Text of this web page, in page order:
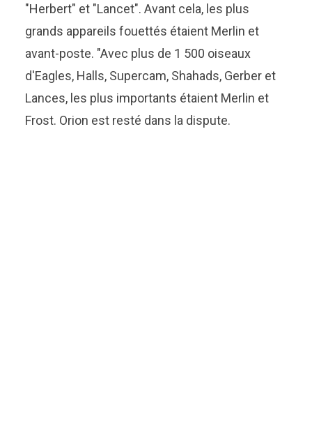
"Herbert" et "Lancet". Avant cela, les plus
grands appareils fouettés étaient Merlin et
avant-poste. "Avec plus de 1 500 oiseaux
d'Eagles, Halls, Supercam, Shahads, Gerber et
Lances, les plus importants étaient Merlin et
Frost. Orion est resté dans la dispute.